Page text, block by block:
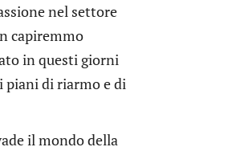
nel settore
capiremmo
in questi giorni
piani di riarmo e di
il mondo della